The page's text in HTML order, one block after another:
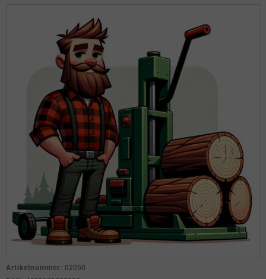
Artikelnummer: 02050